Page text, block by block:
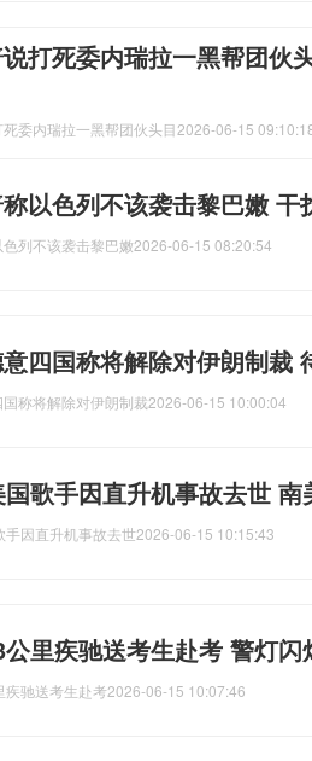
打死委内瑞拉一黑帮团伙
委内瑞拉一黑帮团伙头目2026-06-15
以色列不该袭击黎巴嫩 干
列不该袭击黎巴嫩2026-06-15 08:20:54
四国称将解除对伊朗制裁
称将解除对伊朗制裁2026-06-15 10:00:04
歌手因直升机事故去世
手因直升机事故去世2026-06-15 10:15:43
里疾驰送考生赴考 警灯闪
疾驰送考生赴考2026-06-15 10:07:46